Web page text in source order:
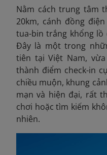
Nằm cách trung tâm
20km, cánh đồng
tua-bin trắng khổng lồ
Đây là một trong
tiên tại Việt Nam,
thành điểm check-in
chiều muộn, khung
mạn và hiện đại, rất
chơi hoặc tìm kiếm
nhiên.